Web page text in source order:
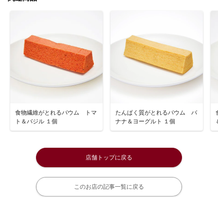
食物繊維がとれるバウム トマ
ト＆バジル １個
たんぱく質がとれるバウム バ
ナナ＆ヨーグルト １個
店舗トップに戻る
このお店の記事一覧に戻る